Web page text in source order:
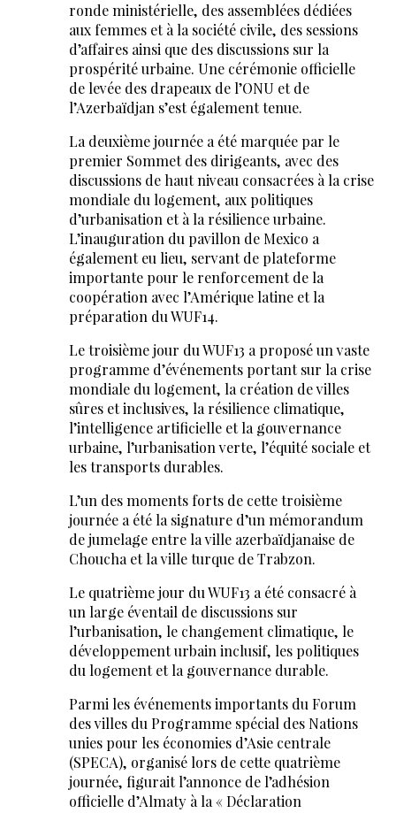
ronde ministérielle, des assemblées dédiées
aux femmes et à la société civile, des sessions
d’affaires ainsi que des discussions sur la
prospérité urbaine. Une cérémonie officielle
de levée des drapeaux de l’ONU et de
l’Azerbaïdjan s’est également tenue.
La deuxième journée a été marquée par le
premier Sommet des dirigeants, avec des
discussions de haut niveau consacrées à la crise
mondiale du logement, aux politiques
d’urbanisation et à la résilience urbaine.
L’inauguration du pavillon de Mexico a
également eu lieu, servant de plateforme
importante pour le renforcement de la
coopération avec l’Amérique latine et la
préparation du WUF14.
Le troisième jour du WUF13 a proposé un vaste
programme d’événements portant sur la crise
mondiale du logement, la création de villes
sûres et inclusives, la résilience climatique,
l’intelligence artificielle et la gouvernance
urbaine, l’urbanisation verte, l’équité sociale et
les transports durables.
L’un des moments forts de cette troisième
journée a été la signature d’un mémorandum
de jumelage entre la ville azerbaïdjanaise de
Choucha et la ville turque de Trabzon.
Le quatrième jour du WUF13 a été consacré à
un large éventail de discussions sur
l’urbanisation, le changement climatique, le
développement urbain inclusif, les politiques
du logement et la gouvernance durable.
Parmi les événements importants du Forum
des villes du Programme spécial des Nations
unies pour les économies d’Asie centrale
(SPECA), organisé lors de cette quatrième
journée, figurait l’annonce de l’adhésion
officielle d’Almaty à la « Déclaration